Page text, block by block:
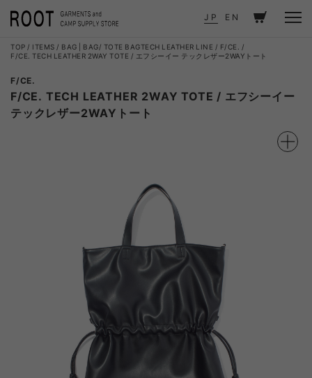
JP EN
TOP ITEMS BAG BAG TOTE BAGTECH LEATHER LINE
F/CE.
F/CE. TECH LEATHER 2WAY TOTE / エフシーイー テックレザー2WAYトート
F/CE.
F/CE. TECH LEATHER 2WAY TOTE / エフシーイー
テックレザー2WAYトート